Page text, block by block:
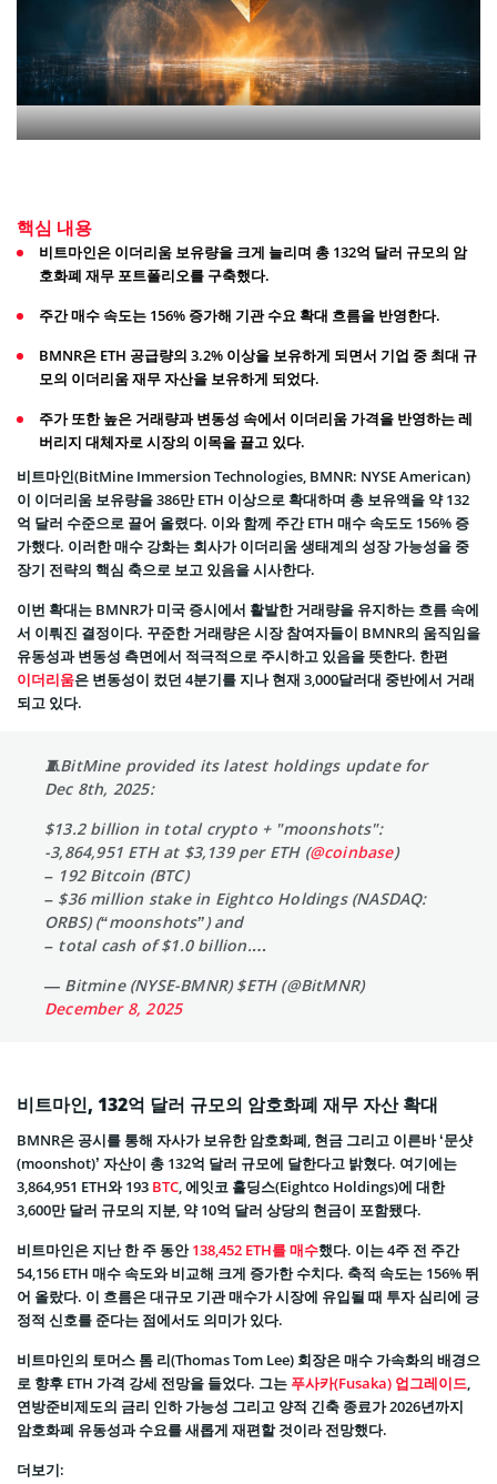
핵심 내용
비트마인은 이더리움 보유량을 크게 늘리며 총 132억 달러 규모의 암
호화폐 재무 포트폴리오를 구축했다.
주간 매수 속도는 156% 증가해 기관 수요 확대 흐름을 반영한다.
BMNR은 ETH 공급량의 3.2% 이상을 보유하게 되면서 기업 중 최대 규
모의 이더리움 재무 자산을 보유하게 되었다.
주가 또한 높은 거래량과 변동성 속에서 이더리움 가격을 반영하는 레
버리지 대체자로 시장의 이목을 끌고 있다.
비트마인(BitMine Immersion Technologies, BMNR: NYSE American)
이 이더리움 보유량을 386만 ETH 이상으로 확대하며 총 보유액을 약 132
억 달러 수준으로 끌어 올렸다. 이와 함께 주간 ETH 매수 속도도 156% 증
가했다. 이러한 매수 강화는 회사가 이더리움 생태계의 성장 가능성을 중
장기 전략의 핵심 축으로 보고 있음을 시사한다.
이번 확대는 BMNR가 미국 증시에서 활발한 거래량을 유지하는 흐름 속에
서 이뤄진 결정이다. 꾸준한 거래량은 시장 참여자들이 BMNR의 움직임을
유동성과 변동성 측면에서 적극적으로 주시하고 있음을 뜻한다. 한편
이더리움은 변동성이 컸던 4분기를 지나 현재 3,000달러대 중반에서 거래
되고 있다.
🧵BitMine provided its latest holdings update for
Dec 8th, 2025:
$13.2 billion in total crypto + "moonshots":
-3,864,951 ETH at $3,139 per ETH (@coinbase)
– 192 Bitcoin (BTC)
– $36 million stake in Eightco Holdings (NASDAQ:
ORBS) (“moonshots”) and
– total cash of $1.0 billion.…
— Bitmine (NYSE-BMNR) $ETH (@BitMNR)
December 8, 2025
비트마인, 132억 달러 규모의 암호화폐 재무 자산 확대
BMNR은 공시를 통해 자사가 보유한 암호화폐, 현금 그리고 이른바 ‘문샷
(moonshot)’ 자산이 총 132억 달러 규모에 달한다고 밝혔다. 여기에는
3,864,951 ETH와 193 BTC, 에잇코 홀딩스(Eightco Holdings)에 대한
3,600만 달러 규모의 지분, 약 10억 달러 상당의 현금이 포함됐다.
비트마인은 지난 한 주 동안138,452 ETH를 매수했다. 이는 4주 전 주간
54,156 ETH 매수 속도와 비교해 크게 증가한 수치다. 축적 속도는 156% 뛰
어 올랐다. 이 흐름은 대규모 기관 매수가 시장에 유입될 때 투자 심리에 긍
정적 신호를 준다는 점에서도 의미가 있다.
비트마인의 토머스 톰 리(Thomas Tom Lee) 회장은 매수 가속화의 배경으
로 향후 ETH 가격 강세 전망을 들었다. 그는 푸사카(Fusaka) 업그레이드,
연방준비제도의 금리 인하 가능성 그리고 양적 긴축 종료가 2026년까지
암호화폐 유동성과 수요를 새롭게 재편할 것이라 전망했다.
더보기: